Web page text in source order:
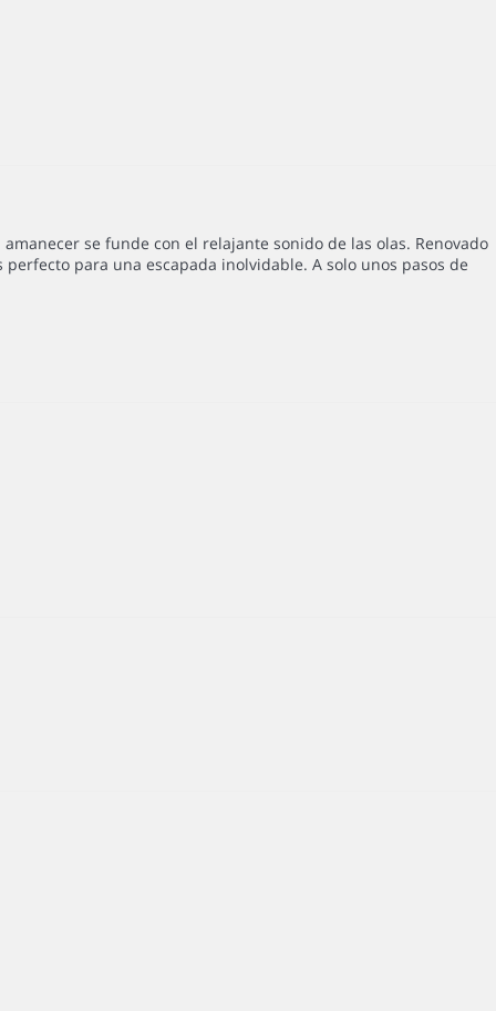
se funde con el relajante sonido de las olas. Renovado
para una escapada inolvidable. A solo unos pasos de